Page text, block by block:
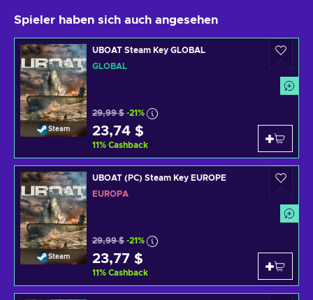
Spieler haben sich auch angesehen
Steam
UBOAT Steam Key GLOBAL
GLOBAL
29,99 $ -21%
23,74 $
11% Cashback
Steam
UBOAT (PC) Steam Key EUROPE
EUROPA
29,99 $ -21%
23,77 $
11% Cashback